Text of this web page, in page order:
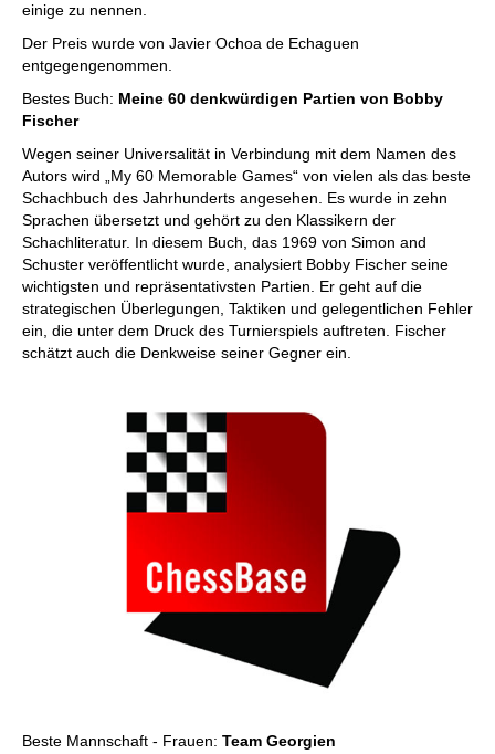
einige zu nennen.
Der Preis wurde von Javier Ochoa de Echaguen
entgegengenommen.
Bestes Buch: Meine 60 denkwürdigen Partien von Bobby
Fischer
Wegen seiner Universalität in Verbindung mit dem Namen des
Autors wird „My 60 Memorable Games“ von vielen als das beste
Schachbuch des Jahrhunderts angesehen. Es wurde in zehn
Sprachen übersetzt und gehört zu den Klassikern der
Schachliteratur. In diesem Buch, das 1969 von Simon and
Schuster veröffentlicht wurde, analysiert Bobby Fischer seine
wichtigsten und repräsentativsten Partien. Er geht auf die
strategischen Überlegungen, Taktiken und gelegentlichen Fehler
ein, die unter dem Druck des Turnierspiels auftreten. Fischer
schätzt auch die Denkweise seiner Gegner ein.
Beste Mannschaft - Frauen: Team Georgien